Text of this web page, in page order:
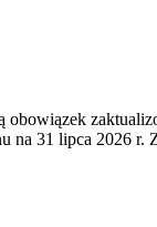
na 31 lipca 2026